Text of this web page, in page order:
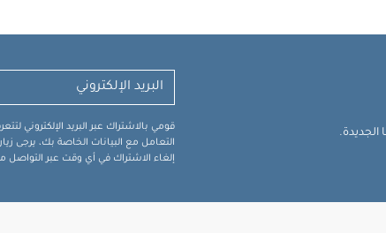
الجديدة.
قومي بالاشتراك عبر البريد الإلكتروني
التعامل مع البيانات الخاصة بك، يرجى
إلغاء الاشتراك في أي وقت عبر التواصل